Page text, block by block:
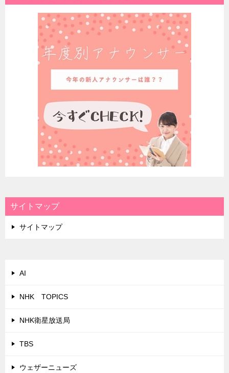
サイトマップ
サイトマップ
AI
NHK TOPICS
NHK衛星放送局
TBS
ウェザーニューズ